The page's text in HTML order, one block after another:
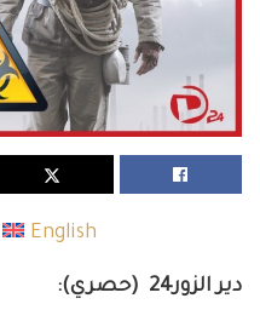
English
دير الزور24 (حصري):